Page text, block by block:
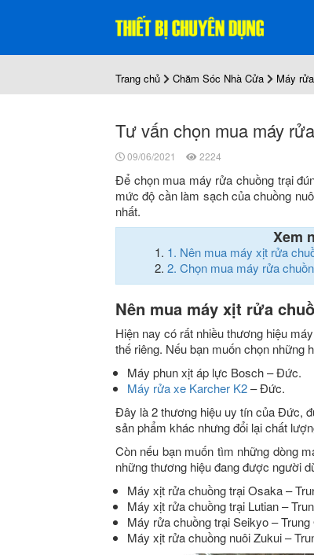
Trang chủ Chăm Sóc Nhà Cửa Máy
Tư vấn chọn mua máy
09/06/2021 2224
Để chọn mua máy rửa chuồng trại
mức độ cần làm sạch của chuồng
nhất.
Xem
1. Nên mua máy xịt rửa
2. Chọn mua máy rửa
Nên mua máy xịt rửa
Hiện nay có rất nhiều thương hiệu
thế riêng. Nếu bạn muốn chọn những
Máy phun xịt áp lực Bosch – Đức.
Máy rửa xe Karcher K2– Đức.
Đây là 2 thương hiệu uy tín của Đức,
sản phẩm khác nhưng đổi lại chất
Còn nếu bạn muốn tìm những dòng
những thương hiệu đang được người
Máy xịt rửa chuồng trại Osaka –
Máy xịt rửa chuồng trại Lutian –
Máy rửa chuồng trại Seikyo –
Máy xịt rửa chuồng nuôi Zukui –